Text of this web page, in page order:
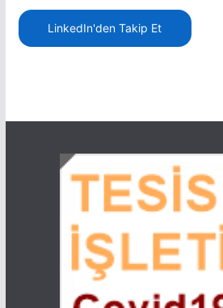
LinkedIn'den Takip Et